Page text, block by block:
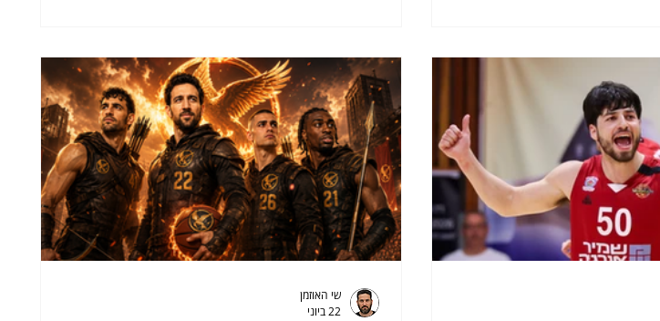
שי האוזמן
22 ביוני